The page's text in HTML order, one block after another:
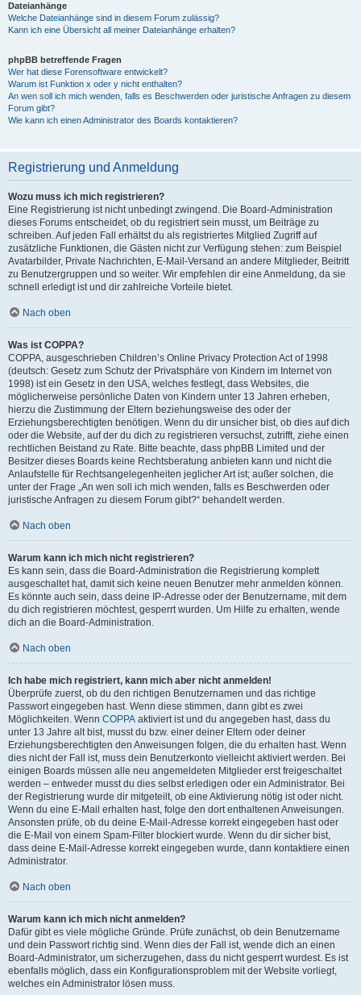
Dateianhänge
Welche Dateianhänge sind in diesem Forum zulässig?
Kann ich eine Übersicht all meiner Dateianhänge erhalten?
phpBB betreffende Fragen
Wer hat diese Forensoftware entwickelt?
Warum ist Funktion x oder y nicht enthalten?
An wen soll ich mich wenden, falls es Beschwerden oder juristische Anfragen zu diesem
Forum gibt?
Wie kann ich einen Administrator des Boards kontaktieren?
Registrierung und Anmeldung
Wozu muss ich mich registrieren?
Eine Registrierung ist nicht unbedingt zwingend. Die Board-Administration
dieses Forums entscheidet, ob du registriert sein musst, um Beiträge zu
schreiben. Auf jeden Fall erhältst du als registriertes Mitglied Zugriff auf
zusätzliche Funktionen, die Gästen nicht zur Verfügung stehen: zum Beispiel
Avatarbilder, Private Nachrichten, E-Mail-Versand an andere Mitglieder, Beitritt
zu Benutzergruppen und so weiter. Wir empfehlen dir eine Anmeldung, da sie
schnell erledigt ist und dir zahlreiche Vorteile bietet.
Nach oben
Was ist COPPA?
COPPA, ausgeschrieben Children’s Online Privacy Protection Act of 1998
(deutsch: Gesetz zum Schutz der Privatsphäre von Kindern im Internet von
1998) ist ein Gesetz in den USA, welches festlegt, dass Websites, die
möglicherweise persönliche Daten von Kindern unter 13 Jahren erheben,
hierzu die Zustimmung der Eltern beziehungsweise des oder der
Erziehungsberechtigten benötigen. Wenn du dir unsicher bist, ob dies auf dich
oder die Website, auf der du dich zu registrieren versuchst, zutrifft, ziehe einen
rechtlichen Beistand zu Rate. Bitte beachte, dass phpBB Limited und der
Besitzer dieses Boards keine Rechtsberatung anbieten kann und nicht die
Anlaufstelle für Rechtsangelegenheiten jeglicher Art ist; außer solchen, die
unter der Frage „An wen soll ich mich wenden, falls es Beschwerden oder
juristische Anfragen zu diesem Forum gibt?“ behandelt werden.
Nach oben
Warum kann ich mich nicht registrieren?
Es kann sein, dass die Board-Administration die Registrierung komplett
ausgeschaltet hat, damit sich keine neuen Benutzer mehr anmelden können.
Es könnte auch sein, dass deine IP-Adresse oder der Benutzername, mit dem
du dich registrieren möchtest, gesperrt wurden. Um Hilfe zu erhalten, wende
dich an die Board-Administration.
Nach oben
Ich habe mich registriert, kann mich aber nicht anmelden!
Überprüfe zuerst, ob du den richtigen Benutzernamen und das richtige
Passwort eingegeben hast. Wenn diese stimmen, dann gibt es zwei
Möglichkeiten. Wenn COPPA aktiviert ist und du angegeben hast, dass du
unter 13 Jahre alt bist, musst du bzw. einer deiner Eltern oder deiner
Erziehungsberechtigten den Anweisungen folgen, die du erhalten hast. Wenn
dies nicht der Fall ist, muss dein Benutzerkonto vielleicht aktiviert werden. Bei
einigen Boards müssen alle neu angemeldeten Mitglieder erst freigeschaltet
werden – entweder musst du dies selbst erledigen oder ein Administrator. Bei
der Registrierung wurde dir mitgeteilt, ob eine Aktivierung nötig ist oder nicht.
Wenn du eine E-Mail erhalten hast, folge den dort enthaltenen Anweisungen.
Ansonsten prüfe, ob du deine E-Mail-Adresse korrekt eingegeben hast oder
die E-Mail von einem Spam-Filter blockiert wurde. Wenn du dir sicher bist,
dass deine E-Mail-Adresse korrekt eingegeben wurde, dann kontaktiere einen
Administrator.
Nach oben
Warum kann ich mich nicht anmelden?
Dafür gibt es viele mögliche Gründe. Prüfe zunächst, ob dein Benutzername
und dein Passwort richtig sind. Wenn dies der Fall ist, wende dich an einen
Board-Administrator, um sicherzugehen, dass du nicht gesperrt wurdest. Es ist
ebenfalls möglich, dass ein Konfigurationsproblem mit der Website vorliegt,
welches ein Administrator lösen muss.